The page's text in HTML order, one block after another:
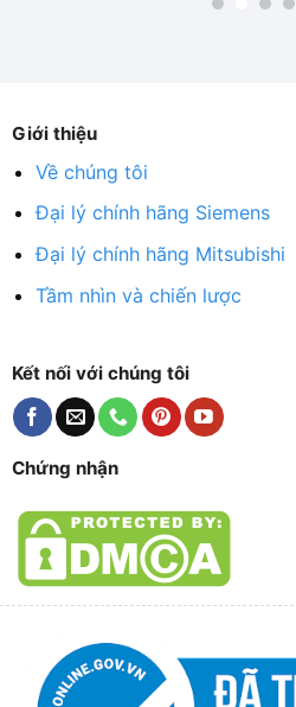
Giới thiệu
Về chúng tôi
Đại lý chính hãng Siemens
Đại lý chính hãng Mitsubishi
Tầm nhìn và chiến lược
Kết nối với chúng tôi
Chứng nhận